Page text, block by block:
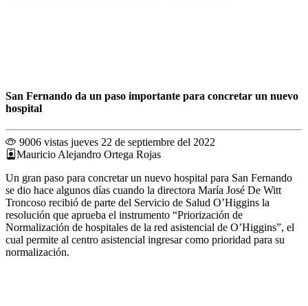
San Fernando da un paso importante para concretar un nuevo
hospital
9006 vistas jueves 22 de septiembre del 2022
Mauricio Alejandro Ortega Rojas
Un gran paso para concretar un nuevo hospital para San Fernando
se dio hace algunos días cuando la directora María José De Witt
Troncoso recibió de parte del Servicio de Salud O’Higgins la
resolución que aprueba el instrumento “Priorización de
Normalización de hospitales de la red asistencial de O’Higgins”, el
cual permite al centro asistencial ingresar como prioridad para su
normalización.